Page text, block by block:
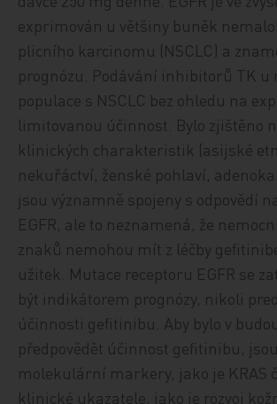
exprimován u většiny buněk
plicního karcinomu (NSCLC) a
prognózu. Podávání inhibitorů TK u
populace s NSCLC bez ohledu na
limitovanou účinnost. Bylo zjištěno
klinických charakteristik (asijské
nekuřáctví, ženské pohlaví,
jsou významně spojeny s odpovědí
EGFR, ale to neznamená, že
znaků nemohou mít z léčby
užitek. Mutace receptoru EGFR se
být indikátorem prognózy, nikoli
účinnosti gefitinibu. Aby bylo v
předpovědět účinnost gefitinibu,
molekulární markery, jako je KRAS
klinické ukazatele, jako je rozvoj